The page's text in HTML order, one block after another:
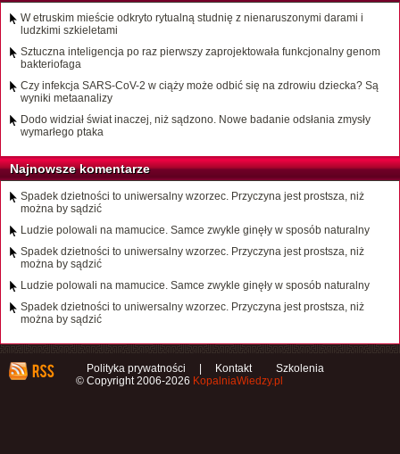
W etruskim mieście odkryto rytualną studnię z nienaruszonymi darami i
ludzkimi szkieletami
Sztuczna inteligencja po raz pierwszy zaprojektowała funkcjonalny genom
bakteriofaga
Czy infekcja SARS-CoV-2 w ciąży może odbić się na zdrowiu dziecka? Są
wyniki metaanalizy
Dodo widział świat inaczej, niż sądzono. Nowe badanie odsłania zmysły
wymarłego ptaka
Najnowsze komentarze
Spadek dzietności to uniwersalny wzorzec. Przyczyna jest prostsza, niż
można by sądzić
Ludzie polowali na mamucice. Samce zwykle ginęły w sposób naturalny
Spadek dzietności to uniwersalny wzorzec. Przyczyna jest prostsza, niż
można by sądzić
Ludzie polowali na mamucice. Samce zwykle ginęły w sposób naturalny
Spadek dzietności to uniwersalny wzorzec. Przyczyna jest prostsza, niż
można by sądzić
Polityka prywatności Kontakt
Szkolenia
© Copyright 2006-2026 KopalniaWiedzy.pl